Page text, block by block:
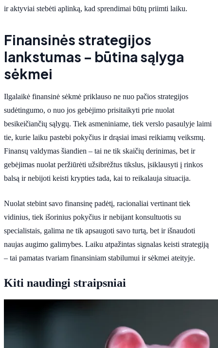
ir aktyviai stebėti aplinką, kad sprendimai būtų priimti laiku.
Finansinės strategijos
lankstumas – būtina sąlyga
sėkmei
Ilgalaikė finansinė sėkmė priklauso ne nuo pačios strategijos
sudėtingumo, o nuo jos gebėjimo prisitaikyti prie nuolat
besikeičiančių sąlygų. Tiek asmeniniame, tiek verslo pasaulyje laimi
tie, kurie laiku pastebi pokyčius ir drąsiai imasi reikiamų veiksmų.
Finansų valdymas šiandien – tai ne tik skaičių derinimas, bet ir
gebėjimas nuolat peržiūrėti užsibrėžtus tikslus, įsiklausyti į rinkos
balsą ir nebijoti keisti krypties tada, kai to reikalauja situacija.
Nuolat stebint savo finansinę padėtį, racionaliai vertinant tiek
vidinius, tiek išorinius pokyčius ir nebijant konsultuotis su
specialistais, galima ne tik apsaugoti savo turtą, bet ir išnaudoti
naujas augimo galimybes. Laiku atpažintas signalas keisti strategiją
– tai pamatas tvariam finansiniam stabilumui ir sėkmei ateityje.
Kiti naudingi straipsniai